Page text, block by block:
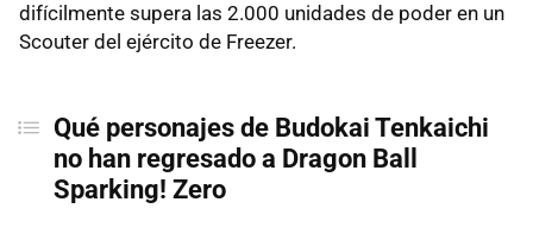
difícilmente supera las 2.000 unidades de poder en un
Scouter del ejército de Freezer.
Qué personajes de Budokai Tenkaichi
no han regresado a Dragon Ball
Sparking! Zero